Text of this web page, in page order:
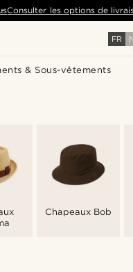
FR
& Sous-vêtements
- Consulter les options de
Chapeaux Bob